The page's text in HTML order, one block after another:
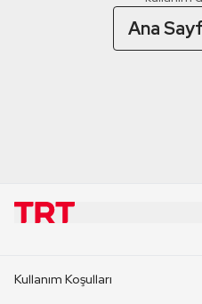
Ana
Kullanım Koşulları